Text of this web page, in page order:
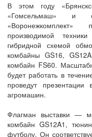
В этом году
«Гомсельмаш» и
«Воронежкомплект»
производимой
гибридной схемой
комбайны GS16,
комбайн FS60.
будет работать в
проведут
агромашин.
Флагман выставки —
комбайн GS12A1,
футболу. Он